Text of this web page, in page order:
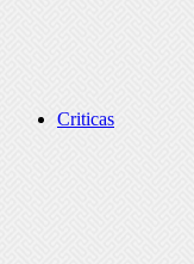
Criticas